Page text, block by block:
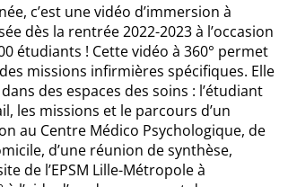
c’est une vidéo d’immersion à
dès la rentrée 2022-2023 à l’occasion
étudiants ! Cette vidéo à 360° permet
missions infirmières spécifiques. Elle
des espaces des soins : l’étudiant
les missions et le parcours d’un
au Centre Médico Psychologique, de
d’une réunion de synthèse,
de l’EPSM Lille-Métropole à